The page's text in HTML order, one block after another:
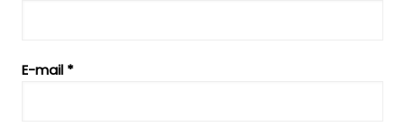
E-mail *